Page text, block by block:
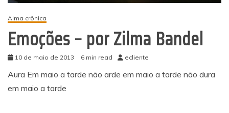
Alma crônica
Emoções – por Zilma Bandel
10 de maio de 2013 6 min read ecliente
Aura Em maio a tarde não arde em maio a tarde não dura
em maio a tarde